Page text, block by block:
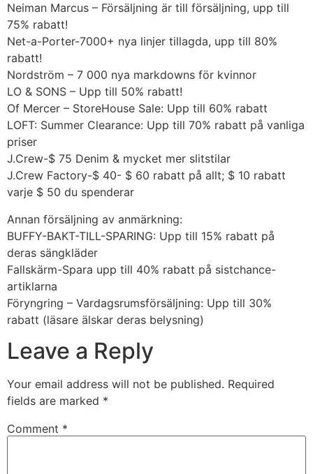
Neiman Marcus – Försäljning är till försäljning, upp till
75% rabatt!
Net-a-Porter-7000+ nya linjer tillagda, upp till 80%
rabatt!
Nordström – 7 000 nya markdowns för kvinnor
LO & SONS – Upp till 50% rabatt!
Of Mercer – StoreHouse Sale: Upp till 60% rabatt
LOFT: Summer Clearance: Upp till 70% rabatt på vanliga
priser
J.Crew-$ 75 Denim & mycket mer slitstilar
J.Crew Factory-$ 40- $ 60 rabatt på allt; $ 10 rabatt
varje $ 50 du spenderar
Annan försäljning av anmärkning:
BUFFY-BAKT-TILL-SPARING: Upp till 15% rabatt på
deras sängkläder
Fallskärm-Spara upp till 40% rabatt på sistchance-
artiklarna
Föryngring – Vardagsrumsförsäljning: Upp till 30%
rabatt (läsare älskar deras belysning)
Leave a Reply
Your email address will not be published. Required
fields are marked *
Comment *